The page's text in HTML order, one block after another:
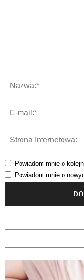
Powiadom mnie o
Powiadom mnie o